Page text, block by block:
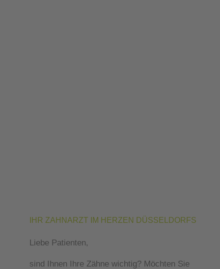
IHR ZAHNARZT IM HERZEN DÜSSELDORFS
Liebe Patienten,
sind Ihnen Ihre Zähne wichtig? Möchten Sie